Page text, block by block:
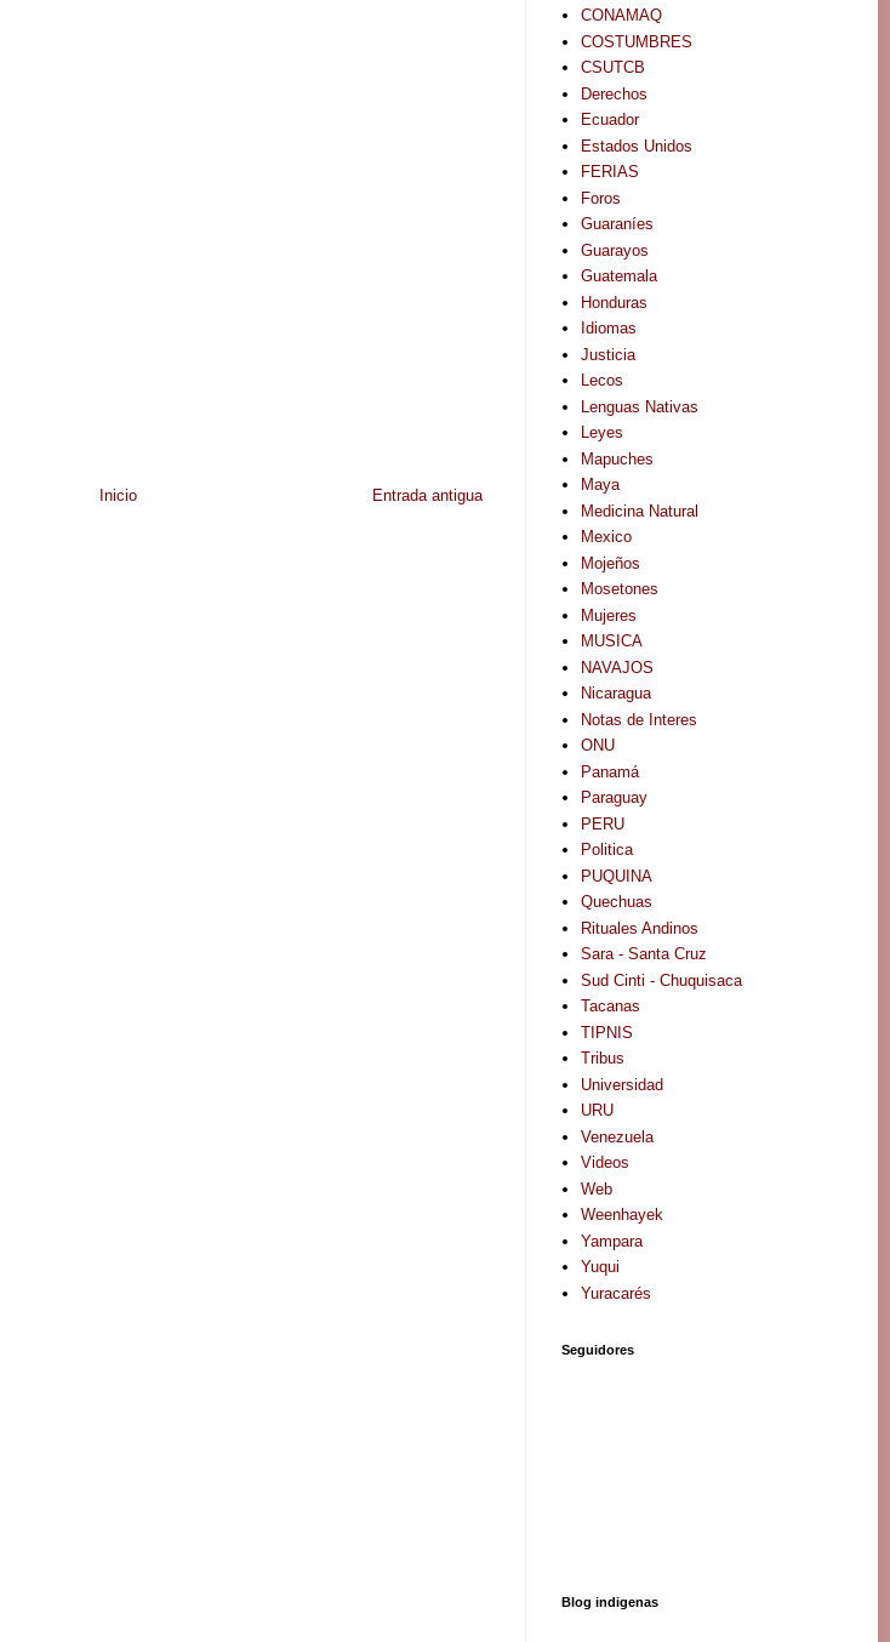
Entrada antigua
Inicio
CONAMAQ
COSTUMBRES
CSUTCB
Derechos
Ecuador
Estados Unidos
FERIAS
Foros
Guaraníes
Guarayos
Guatemala
Honduras
Idiomas
Justicia
Lecos
Lenguas Nativas
Leyes
Mapuches
Maya
Medicina Natural
Mexico
Mojeños
Mosetones
Mujeres
MUSICA
NAVAJOS
Nicaragua
Notas de Interes
ONU
Panamá
Paraguay
PERU
Politica
PUQUINA
Quechuas
Rituales Andinos
Sara - Santa Cruz
Sud Cinti - Chuquisaca
Tacanas
TIPNIS
Tribus
Universidad
URU
Venezuela
Videos
Web
Weenhayek
Yampara
Yuqui
Yuracarés
Seguidores
Blog indigenas